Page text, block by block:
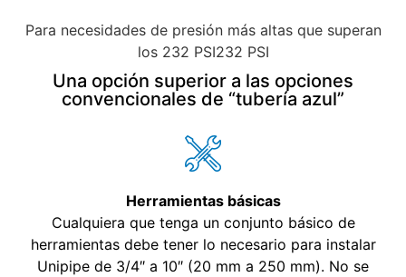
Para necesidades de presión más altas que superan
los 232 PSI232 PSI
Una opción superior a las opciones
convencionales de “tubería azul”
Herramientas básicas
Cualquiera que tenga un conjunto básico de
herramientas debe tener lo necesario para instalar
Unipipe de 3/4″ a 10″ (20 mm a 250 mm). No se